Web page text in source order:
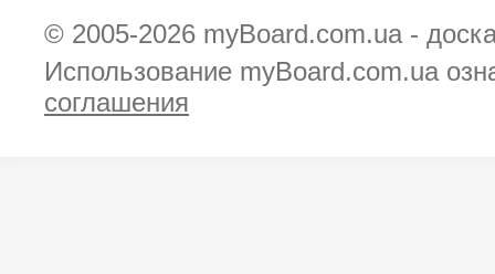
© 2005-2026 myBoard.com.ua -
Использование myBoard.com.ua
соглашения